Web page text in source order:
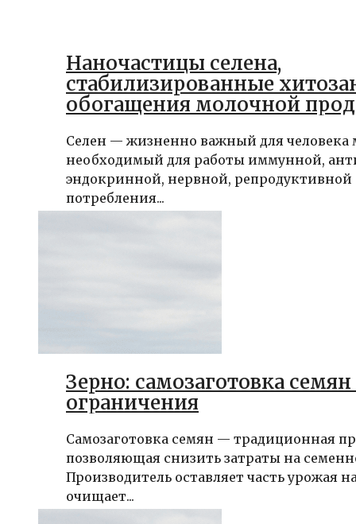
Наночастицы селена,
стабилизированные
обогащения молочной
Селен — жизненно важный для человека
необходимый для работы иммунной,
эндокринной, нервной, репродуктивной
потребления...
Зерно: самозаготовка семян
ограничения
Самозаготовка семян — традиционная
позволяющая снизить затраты на
Производитель оставляет часть урожая
очищает...